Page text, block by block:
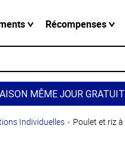
Récompenses
MÊME JOUR
Individuelles Poulet et riz